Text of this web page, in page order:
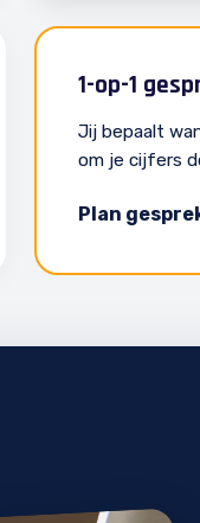
1-op-1
Jij bepaalt
om je cijfers
Plan